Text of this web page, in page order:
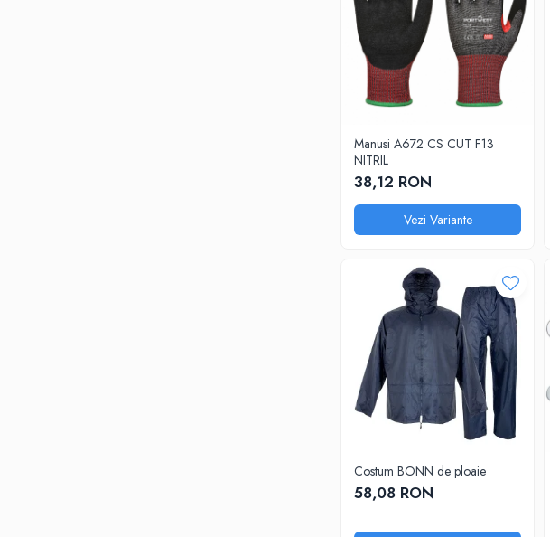
Manusi A672 CS CUT F13
NITRIL
38,12 RON
Vezi Variante
Costum BONN de ploaie
58,08 RON